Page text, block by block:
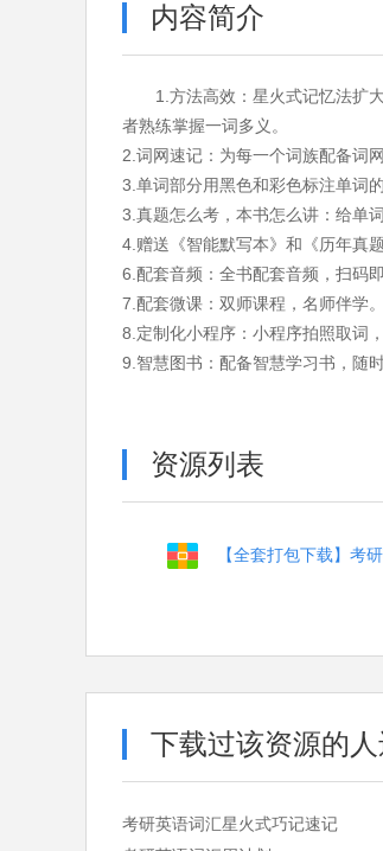
内容简介
1.方法高效：星火式记忆法扩
者熟练掌握一词多义。
2.词网速记：为每一个词族配备
3.单词部分用黑色和彩色标注单词
3.真题怎么考，本书怎么讲：给单
4.赠送《智能默写本》和《历年真
6.配套音频：全书配套音频，扫码即
7.配套微课：双师课程，名师伴
8.定制化小程序：小程序拍照取词
9.智慧图书：配备智慧学习书，随
资源列表
【全套打包下载】考
下载过该资源的
考研英语词汇星火式巧记速记